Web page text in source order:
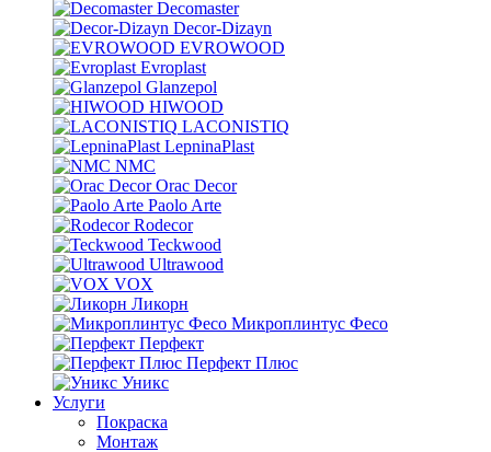
Decomaster
Decor-Dizayn
EVROWOOD
Evroplast
Glanzepol
HIWOOD
LACONISTIQ
LepninaPlast
NMC
Orac Decor
Paolo Arte
Rodecor
Teckwood
Ultrawood
VOX
Ликорн
Микроплинтус Фесо
Перфект
Перфект Плюс
Уникс
Услуги
Покраска
Монтаж